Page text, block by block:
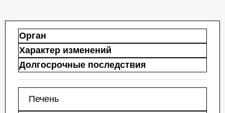
Орган
Характер изменений
Долгосрочные последствия
Печень